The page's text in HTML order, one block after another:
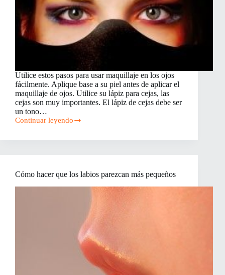
Utilice estos pasos para usar maquillaje en los ojos
fácilmente. Aplique base a su piel antes de aplicar el
maquillaje de ojos. Utilice su lápiz para cejas, las
cejas son muy importantes. El lápiz de cejas debe ser
un tono…
Continuar leyendo
Cómo
maquillaje
Cómo hacer que los labios parezcan más pequeños